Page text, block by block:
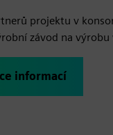
projektu v
závod na
informací